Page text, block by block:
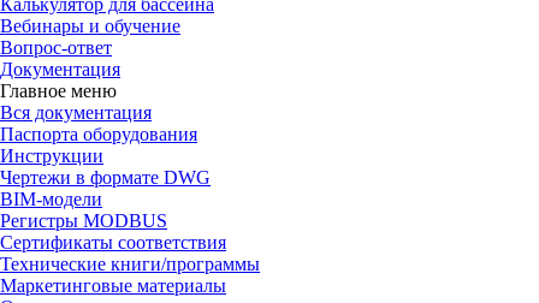
Калькулятор для бассейна
Вебинары и обучение
Вопрос-ответ
Документация
Главное меню
Вся документация
Паспорта оборудования
Инструкции
Чертежи в формате DWG
BIM-модели
Регистры MODBUS
Сертификаты соответствия
Технические книги/программы
Маркетинговые материалы